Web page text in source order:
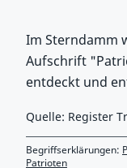
Im Sterndamm
Aufschrift
entdeckt und
Quelle: Register
Begriffserklärungen:
Patrioten